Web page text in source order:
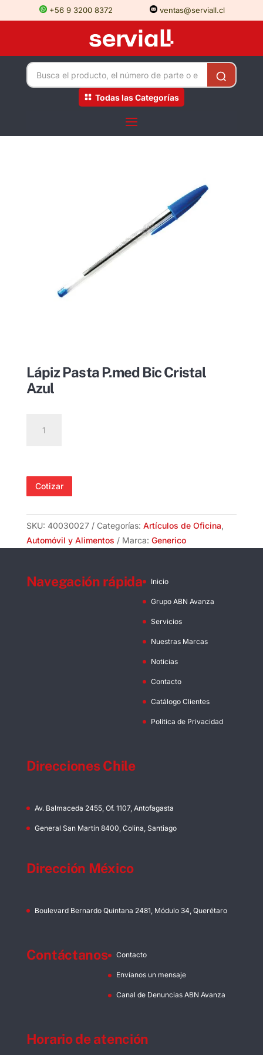
+56 9 3200 8372 ventas@serviall.cl
Todas las Categorías
Lápiz Pasta P.med Bic Cristal
Azul
Pasta
Cristal
Azul
Cotizar
SKU: 40030027 Categorías: Artículos de Oficina,
Automóvil y Alimentos
Marca: Generico
Navegación rápida Inicio
Grupo ABN Avanza
Servicios
Nuestras Marcas
Noticias
Contacto
Catálogo Clientes
Política de Privacidad
Direcciones Chile
Av. Balmaceda 2455, Of. 1107, Antofagasta
General San Martín 8400, Colina, Santiago
Dirección México
Boulevard Bernardo Quintana 2481, Módulo 34, Querétaro
Contáctanos Contacto
Envíanos un mensaje
Canal de Denuncias ABN Avanza
Horario de atención